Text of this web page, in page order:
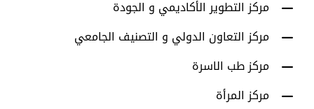
مركز التطوير الأكاديمي و الجودة
مركز التعاون الدولي و التصنيف الجامعي
مركز طب الاسرة
مركز المرأة